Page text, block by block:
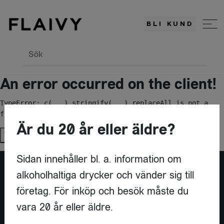
BLI KUND
Sök
An error occurred on the client!
TypeError: c(...).stringify(...).replaceAll is not a
function
Try again
Är du leverantör?
Är du 20 år eller äldre?
Sidan innehåller bl. a. information om
alkoholhaltiga drycker och vänder sig till
företag. För inköp och besök måste du
vara 20 år eller äldre.